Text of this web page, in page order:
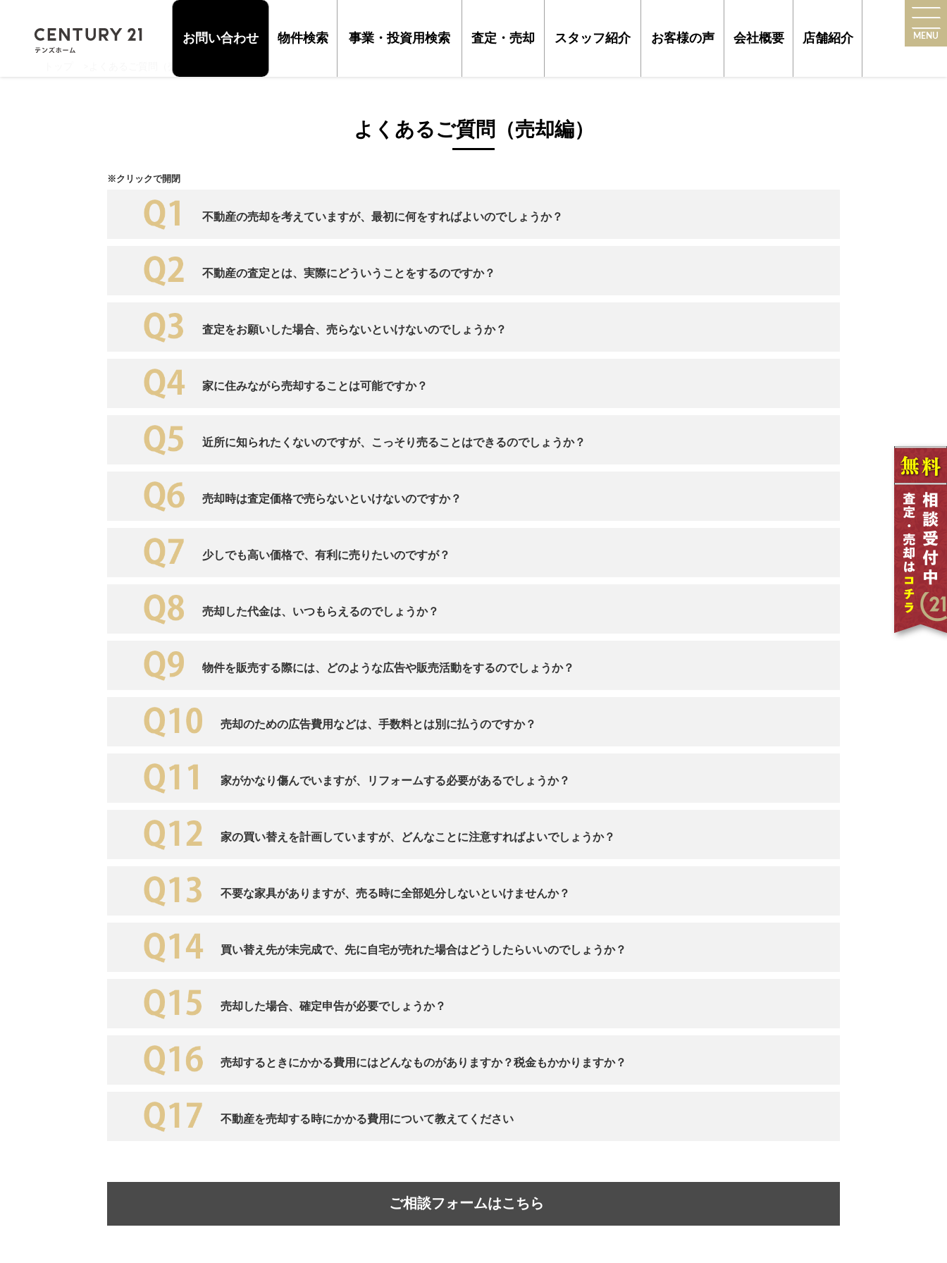
MENU
お問い合わせ 物件検索 事業・投資用検索 査定・売却 スタッフ紹介 お客様の声 会社概要 店舗紹介
よくあるご質問（売却編）
※クリックで開閉
不動産の売却を考えていますが、最初に何をすればよいのでしょうか？
不動産の査定とは、実際にどういうことをするのですか？
査定をお願いした場合、売らないといけないのでしょうか？
家に住みながら売却することは可能ですか？
近所に知られたくないのですが、こっそり売ることはできるのでしょうか？
売却時は査定価格で売らないといけないのですか？
少しでも高い価格で、有利に売りたいのですが？
売却した代金は、いつもらえるのでしょうか？
物件を販売する際には、どのような広告や販売活動をするのでしょうか？
売却のための広告費用などは、手数料とは別に払うのですか？
家がかなり傷んでいますが、リフォームする必要があるでしょうか？
家の買い替えを計画していますが、どんなことに注意すればよいでしょうか？
不要な家具がありますが、売る時に全部処分しないといけませんか？
買い替え先が未完成で、先に自宅が売れた場合はどうしたらいいのでしょうか？
売却した場合、確定申告が必要でしょうか？
売却するときにかかる費用にはどんなものがありますか？税金もかかりますか？
不動産を売却する時にかかる費用について教えてください
ご相談フォームはこちら